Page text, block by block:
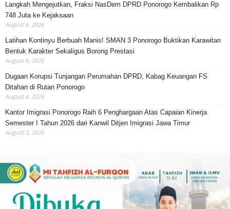
Langkah Mengejutkan, Fraksi NasDem DPRD Ponorogo Kembalikan Rp
748 Juta ke Kejaksaan
August 6, 2026
Latihan Kontinyu Berbuah Manis! SMAN 3 Ponorogo Buktikan Karawitan
Bentuk Karakter Sekaligus Borong Prestasi
August 6, 2026
Dugaan Korupsi Tunjangan Perumahan DPRD, Kabag Keuangan FS
Ditahan di Rutan Ponorogo
August 4, 2026
Kantor Imigrasi Ponorogo Raih 6 Penghargaan Atas Capaian Kinerja
Semester I Tahun 2026 dari Kanwil Ditjen Imigrasi Jawa Timur
August 3, 2026